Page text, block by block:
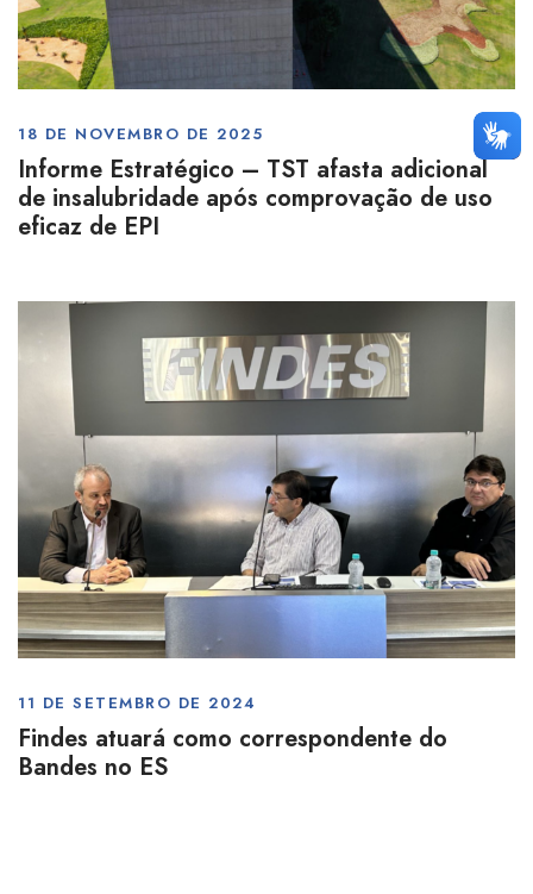
18 DE NOVEMBRO DE 2025
Informe Estratégico – TST afasta adicional
de insalubridade após comprovação de uso
eficaz de EPI
11 DE SETEMBRO DE 2024
Findes atuará como correspondente do
Bandes no ES